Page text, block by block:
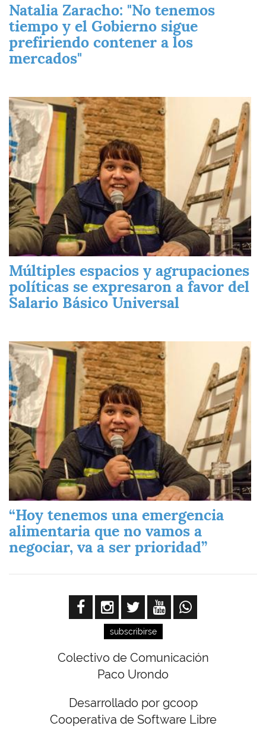
Natalia Zaracho: "No tenemos
tiempo y el Gobierno sigue
prefiriendo contener a los
mercados"
Imagen
Múltiples espacios y agrupaciones
políticas se expresaron a favor del
Salario Básico Universal
Imagen
“Hoy tenemos una emergencia
alimentaria que no vamos a
negociar, va a ser prioridad”
subscribirse
Colectivo de Comunicación
Paco Urondo
Desarrollado por gcoop
Cooperativa de Software Libre